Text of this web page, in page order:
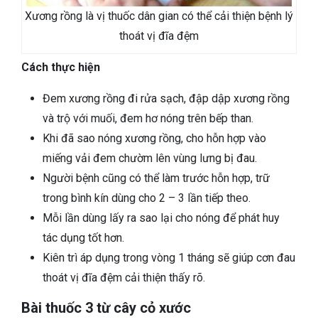
Xương rồng là vị thuốc dân gian có thể cải thiện bệnh lý
thoát vị đĩa đệm
Cách thực hiện
Đem xương rồng đi rửa sạch, đập dập xương rồng
và trộ với muối, đem hơ nóng trên bếp than.
Khi đã sao nóng xương rồng, cho hỗn hợp vào
miếng vải đem chườm lên vùng lưng bị đau.
Người bệnh cũng có thể làm trước hỗn hợp, trữ
trong bình kín dùng cho 2 – 3 lần tiếp theo.
Mỗi lần dùng lấy ra sao lại cho nóng để phát huy
tác dụng tốt hơn.
Kiên trì áp dụng trong vòng 1 tháng sẽ giúp cơn đau
thoát vị đĩa đệm cải thiện thấy rõ.
Bài thuốc 3 từ cây cỏ xước